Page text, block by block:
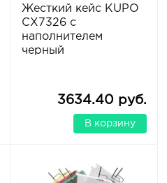
Жесткий кейс KUPO
CX7326 с
наполнителем
черный
3634.40 руб.
В корзину